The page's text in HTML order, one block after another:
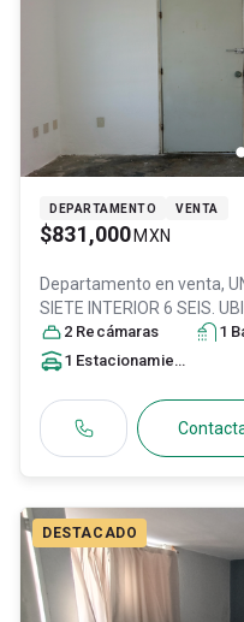
DEPARTAMENTO VENTA
$831,000 MXN
Departamento en venta,
SIETE INTERIOR 6 SEIS.
IDENTIFICADA CON L,
México, C.P. 45200
2 Recámaras 1
1 Estacionamiento
DESTACADO